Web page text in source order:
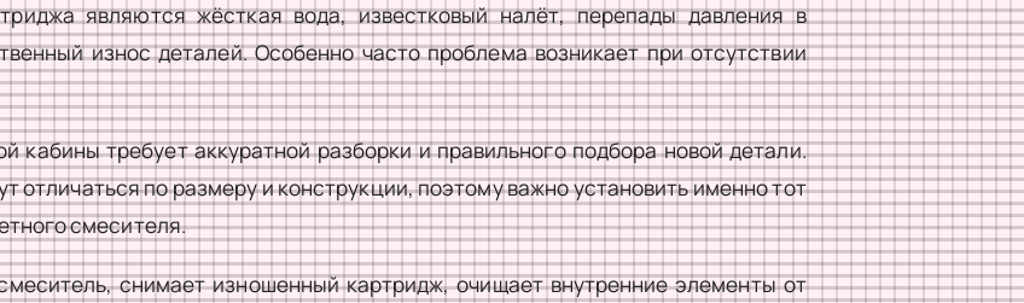
являются жёсткая вода, известковый налёт, перепады давления в
износ деталей. Особенно часто проблема возникает при отсутствии
кабины требует аккуратной разборки и правильного подбора новой детали.
отличаться по размеру и конструкции, поэтому важно установить именно тот
смесителя.
снимает изношенный картридж, очищает внутренние элементы от